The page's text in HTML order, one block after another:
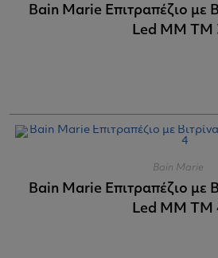
Bain Marie Επιτραπέζιο με
Led MM TM
Bain Marie
Bain Marie Επιτραπέζιο με
Led MM TM